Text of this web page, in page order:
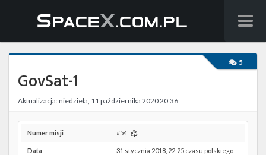
Wiadomości
Baza wiedzy
Starlink
Starship
5
GovSat-1
Aktualizacja: niedziela, 11 października 2020 20:36
Numer misji #54
Data 31 stycznia 2018, 22:25 czasu polskiego